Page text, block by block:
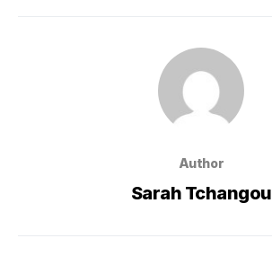
Author
Sarah Tchangou